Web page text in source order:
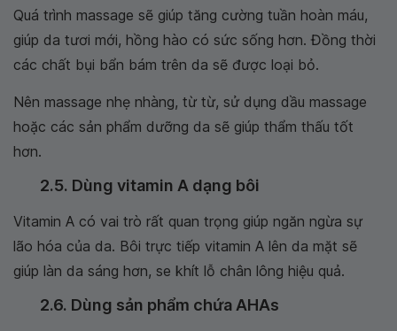
Quá trình massage sẽ giúp tăng cường tuần hoàn máu,
giúp da tươi mới, hồng hào có sức sống hơn. Đồng thời
các chất bụi bẩn bám trên da sẽ được loại bỏ.
Nên massage nhẹ nhàng, từ từ, sử dụng dầu massage
hoặc các sản phẩm dưỡng da sẽ giúp thẩm thấu tốt
hơn.
2.5. Dùng vitamin A dạng bôi
Vitamin A có vai trò rất quan trọng giúp ngăn ngừa sự
lão hóa của da. Bôi trực tiếp vitamin A lên da mặt sẽ
giúp làn da sáng hơn, se khít lỗ chân lông hiệu quả.
2.6. Dùng sản phẩm chứa AHAs